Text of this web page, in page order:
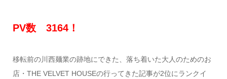
PV数 3164！
移転前の川西麺業の跡地にできた、落ち着いた大人のためのお
店・THE VELVET HOUSEの行ってきた記事が2位にランクイ